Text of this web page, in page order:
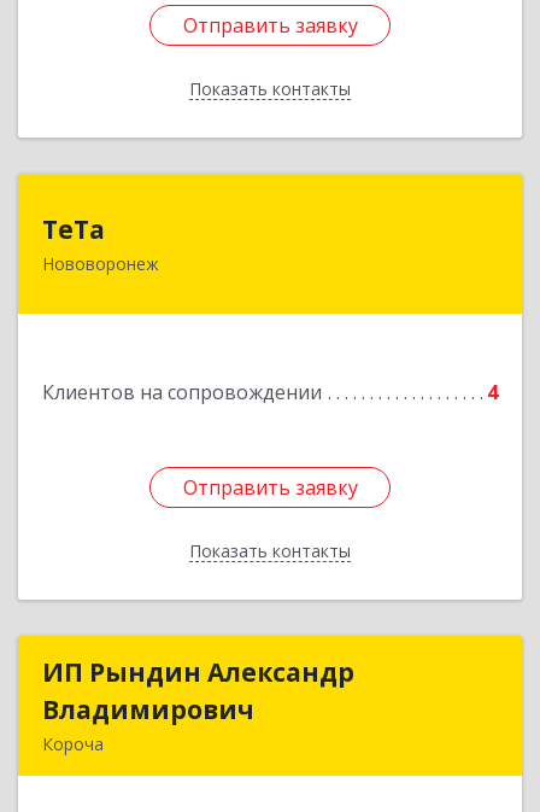
Отправить заявку
Показать контакты
Отправить заявку
Назад
ТеТа
Нововоронеж
Клиентов на сопровождении 4
Отправить заявку
Показать контакты
396 073, Нововоронеж г, а/я, дом № 30
Отправить заявку
Назад
ИП Рындин Александр
Владимирович
Короча
ИП Рындин Александр